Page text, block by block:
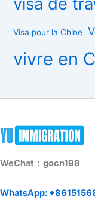
Visa pour la Chine
vivre en
WeChat：gocn198
WhatsApp: